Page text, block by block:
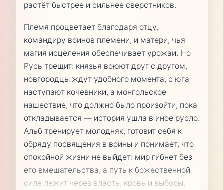
растёт быстрее и сильнее сверстников.
Племя процветает благодаря отцу,
командиру воинов племени, и матери, чья
магия исцеления обеспечивает урожаи. Но
Русь трещит: князья воюют друг с другом,
новгородцы ждут удобного момента, с юга
наступают кочевники, а монгольское
нашествие, что должно было произойти, пока
откладывается — история ушла в иное русло.
Альб тренирует молодняк, готовит себя к
обряду посвящения в воины и понимает, что
спокойной жизни не выйдет: мир гибнет без
его вмешательства, а путь к божественной
силе лежит через власть, кровь и выборы,